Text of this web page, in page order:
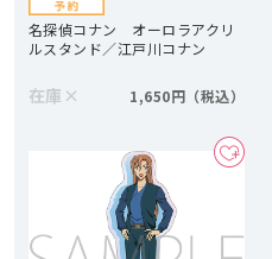
名探偵コナン オーロラアクリ
ルスタンド／江戸川コナン
在庫 × 1,650円